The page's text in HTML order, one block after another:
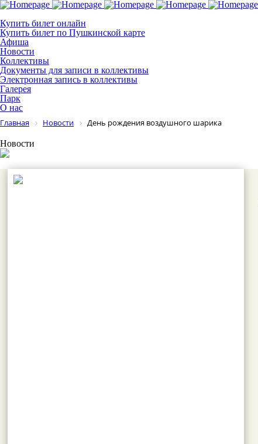
Купить билет онлайн
Купить билет по Пушкинской карте
Афиша
Новости
Коллективы
Документы для записи в коллективы
Электронная запись в коллективы
Галерея
Парк
О нас
Главная Новости День рождения воздушного шарика
Новости